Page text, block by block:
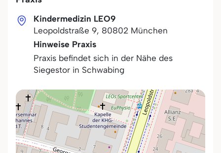
Kindermedizin LEO9
Leopoldstraße 9, 80802 München
Hinweise Praxis
Praxis befindet sich in der Nähe des
Siegestor in Schwabing